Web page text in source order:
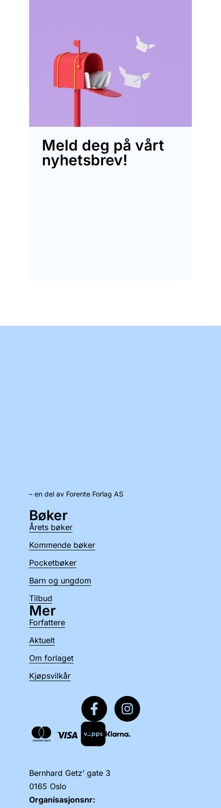
Meld deg på vårt
nyhetsbrev!
– en del av Forente Forlag AS
Bernhard Getz’ gate 3
0165 Oslo
Organisasjonsnr:
Bøker
Årets bøker
Kommende bøker
Pocketbøker
Barn og ungdom
Tilbud
Mer
Forfattere
Aktuelt
Om forlaget
Kjøpsvilkår